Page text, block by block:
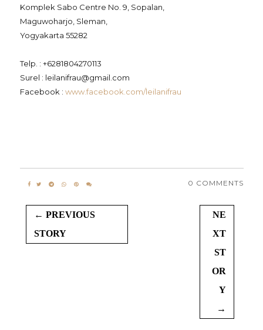
Komplek Sabo Centre No. 9, Sopalan,
Maguwoharjo, Sleman,
Yogyakarta 55282
Telp. : +6281804270113
Surel : leilanifrau@gmail.com
Facebook : www.facebook.com/leilanifrau
0 COMMENTS
← PREVIOUS
STORY
NE
XT
ST
OR
Y
→